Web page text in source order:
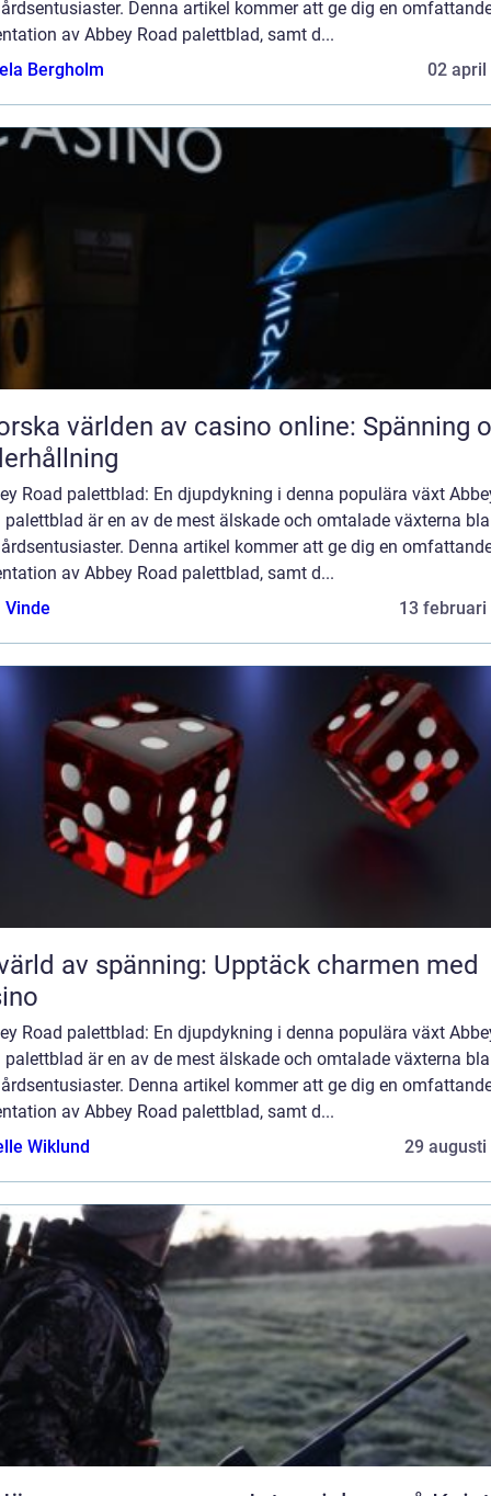
Denna artikel kommer att ge dig en
av Abbey Road palettblad, samt d...
Bergholm
02 april
världen av casino online: Spänning
Road palettblad: En djupdykning i denna populära växt
palettblad är en av de mest älskade och omtalade växterna
Denna artikel kommer att ge dig en
av Abbey Road palettblad, samt d...
Vinde
13 februari
av spänning: Upptäck charmen med
Road palettblad: En djupdykning i denna populära växt
palettblad är en av de mest älskade och omtalade växterna
Denna artikel kommer att ge dig en
av Abbey Road palettblad, samt d...
Wiklund
29 augusti